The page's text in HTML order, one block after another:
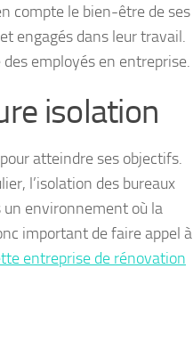
compte le bien-être de ses
engagés dans leur travail.
employés en entreprise.
isolation
atteindre ses objectifs.
l’isolation des bureaux
environnement où la
important de faire appel à
entreprise de rénovation